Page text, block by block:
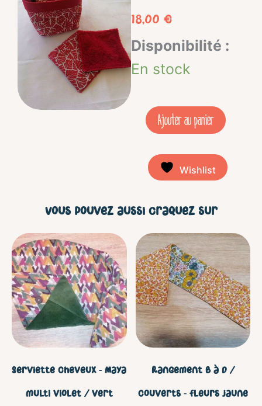
18,00 €
Disponibilité :
En stock
quantité
de
Panier
10
lingettes
Antibes
rouge
rouge
Ajouter au panier
Wishlist
Vous pouvez aussi craquez sur
Serviette cheveux – Maya
multi violet / vert
Rangement B à D /
couverts – Fleurs jaune